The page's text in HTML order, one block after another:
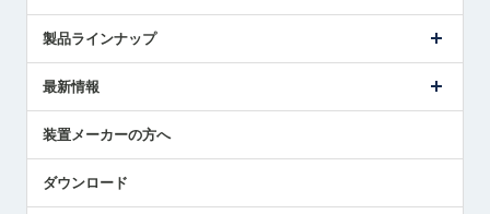
ごあいさつ
受賞履歴
採用情報
国/地域/言語
製品ラインナップ
ツールセッタ製品
エアマイクロセンサ製品
最新情報
メトロールの技術
社員ブログ
装置メーカーの方へ
ダウンロード